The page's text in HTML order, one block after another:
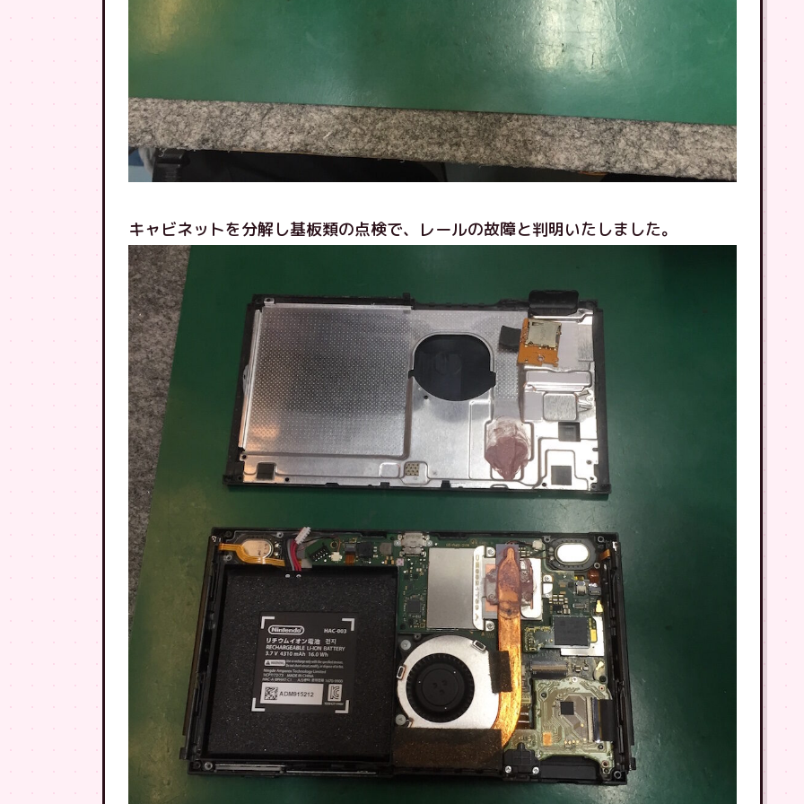
キャビネットを分解し基板類の点検で、レールの故障と判明いたしました。